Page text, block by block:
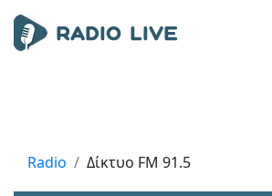
Radio Δίκτυο FM 91.5